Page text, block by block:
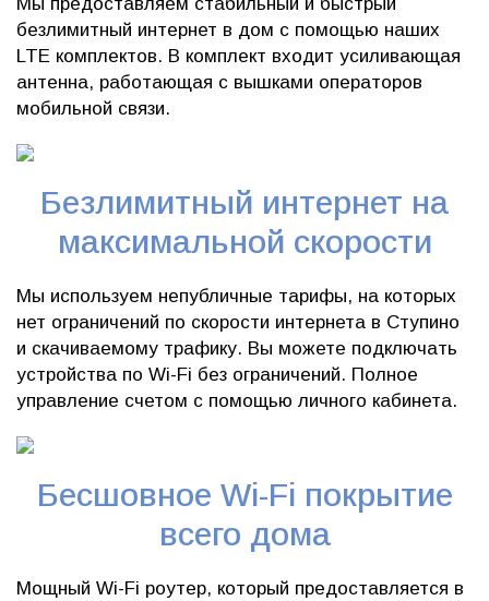
Мы предоставляем стабильный и быстрый
безлимитный интернет в дом с помощью наших
LTE комплектов. В комплект входит усиливающая
антенна, работающая с вышками операторов
мобильной связи.
Безлимитный интернет на
максимальной скорости
Мы используем непубличные тарифы, на которых
нет ограничений по скорости интернета в Ступино
и скачиваемому трафику. Вы можете подключать
устройства по Wi-Fi без ограничений. Полное
управление счетом с помощью личного кабинета.
Бесшовное Wi-Fi покрытие
всего дома
Мощный Wi-Fi роутер, который предоставляется в